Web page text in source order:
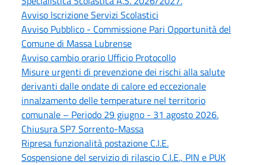
Avviso Iscrizione Servizi Scolastici
Avviso Pubblico - Commissione Pari Opportunità del
Comune di Massa Lubrense
Avviso cambio orario Ufficio Protocollo
Misure urgenti di prevenzione dei rischi alla salute
derivanti dalle ondate di calore ed eccezionale
innalzamento delle temperature nel territorio
comunale – Periodo 29 giugno - 31 agosto 2026.
Chiusura SP7 Sorrento-Massa
Ripresa funzionalità postazione C.I.E.
Sospensione del servizio di rilascio C.I.E., PIN e PUK